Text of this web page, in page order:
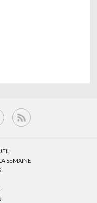
SEMAINE